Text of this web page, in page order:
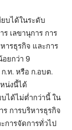
บได้ในระดับ
เลขานุการ การ
ารธุรกิจ และการ
ยกว่า 9
.ท. หรือ ก.อบต.
น่งนี้ได้
ได้ไม่ต่ำกว่านี้ ใน
การบริหารธุรกิจ
การจัดการทั่วไป